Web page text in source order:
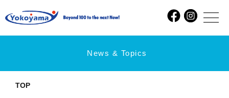
News & Topics
2023.01.05
前の記事 次の記事
カテゴリ
TOP